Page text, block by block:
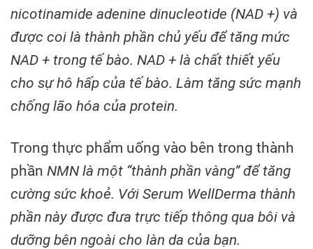
nicotinamide adenine dinucleotide (NAD +) và
được coi là thành phần chủ yếu để tăng mức
NAD + trong tế bào. NAD + là chất thiết yếu
cho sự hô hấp của tế bào. Làm tăng sức mạnh
chống lão hóa của protein.
Trong thực phẩm uống vào bên trong thành
phần NMN là một “thành phần vàng” để tăng
cường sức khoẻ. Với Serum WellDerma thành
phần này được đưa trực tiếp thông qua bôi và
dưỡng bên ngoài cho làn da của bạn.